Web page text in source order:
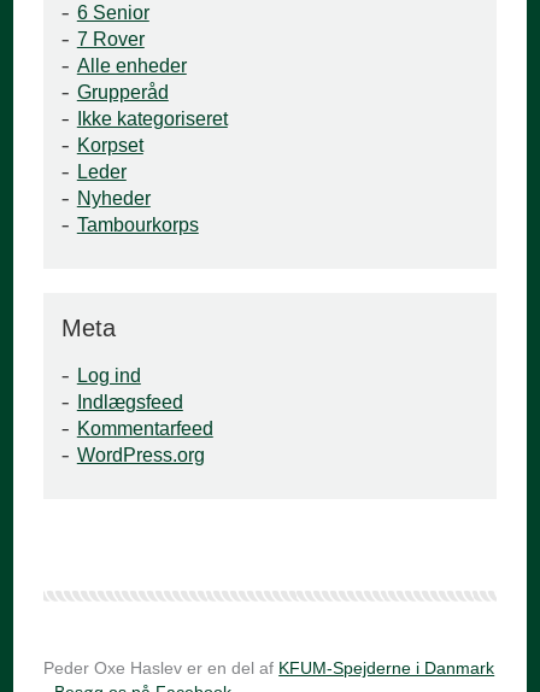
6 Senior
7 Rover
Alle enheder
Grupperåd
Ikke kategoriseret
Korpset
Leder
Nyheder
Tambourkorps
Meta
Log ind
Indlægsfeed
Kommentarfeed
WordPress.org
Peder Oxe Haslev er en del af KFUM-Spejderne i Danmark